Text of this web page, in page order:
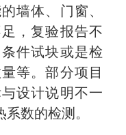
墙体、门窗、
，复验报告不
件试块或是检
等。部分项目
设计说明不一
数的检测。